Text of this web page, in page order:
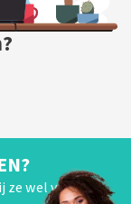
ze wel van je!